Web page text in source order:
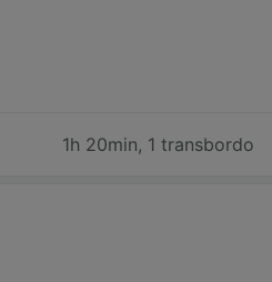
1h 20min, 1 transbordo